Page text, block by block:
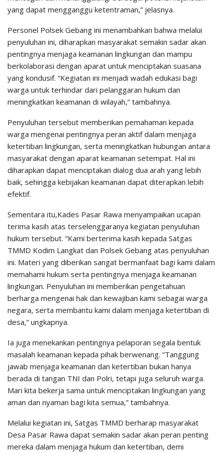
yang dapat mengganggu ketentraman,” jelasnya.
Personel Polsek Gebang ini menambahkan bahwa melalui
penyuluhan ini, diharapkan masyarakat semakin sadar akan
pentingnya menjaga keamanan lingkungan dan mampu
berkolaborasi dengan aparat untuk menciptakan suasana
yang kondusif. “Kegiatan ini menjadi wadah edukasi bagi
warga untuk terhindar dari pelanggaran hukum dan
meningkatkan keamanan di wilayah,” tambahnya.
Penyuluhan tersebut memberikan pemahaman kepada
warga mengenai pentingnya peran aktif dalam menjaga
ketertiban lingkungan, serta meningkatkan hubungan antara
masyarakat dengan aparat keamanan setempat. Hal ini
diharapkan dapat menciptakan dialog dua arah yang lebih
baik, sehingga kebijakan keamanan dapat diterapkan lebih
efektif.
Sementara itu,Kades Pasar Rawa menyampaikan ucapan
terima kasih atas terselenggaranya kegiatan penyuluhan
hukum tersebut. “Kami berterima kasih kepada Satgas
TMMD Kodim Langkat dan Polsek Gebang atas penyuluhan
ini. Materi yang diberikan sangat bermanfaat bagi kami dalam
memahami hukum serta pentingnya menjaga keamanan
lingkungan. Penyuluhan ini memberikan pengetahuan
berharga mengenai hak dan kewajiban kami sebagai warga
negara, serta membantu kami dalam menjaga ketertiban di
desa,” ungkapnya.
Ia juga menekankan pentingnya pelaporan segala bentuk
masalah keamanan kepada pihak berwenang. “Tanggung
jawab menjaga keamanan dan ketertiban bukan hanya
berada di tangan TNI dan Polri, tetapi juga seluruh warga.
Mari kita bekerja sama untuk menciptakan lingkungan yang
aman dan nyaman bagi kita semua,” tambahnya.
Melalui kegiatan ini, Satgas TMMD berharap masyarakat
Desa Pasar Rawa dapat semakin sadar akan peran penting
mereka dalam menjaga hukum dan ketertiban, demi